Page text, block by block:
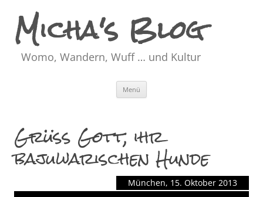
Micha's Blog
Womo, Wandern, Wuff … und Kultur
Menü
Grüß Gott, ihr
bajuwarischen Hunde
München, 15. Oktober 2013